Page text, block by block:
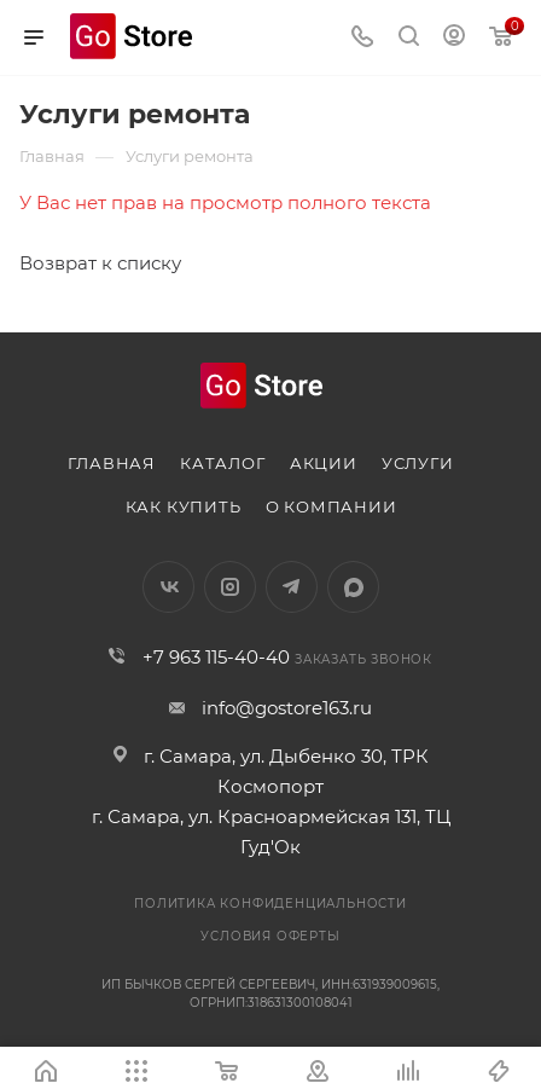
0
Услуги ремонта
Главная — Услуги ремонта
У Вас нет прав на просмотр полного текста
Возврат к списку
ГЛАВНАЯ КАТАЛОГ АКЦИИ УСЛУГИ
КАК КУПИТЬ О КОМПАНИИ
+7 963 115-40-40 ЗАКАЗАТЬ ЗВОНОК
info@gostore163.ru
г. Самара, ул. Дыбенко 30, ТРК
Космопорт
г. Самара, ул. Красноармейская 131, ТЦ
Гуд'Ок
ПОЛИТИКА КОНФИДЕНЦИАЛЬНОСТИ
УСЛОВИЯ ОФЕРТЫ
ИП БЫЧКОВ СЕРГЕЙ СЕРГЕЕВИЧ, ИНН:631939009615,
ОГРНИП:318631300108041